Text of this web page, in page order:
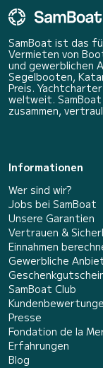
SamBoat ist das
Vermieten von
und gewerblichen
Segelbooten,
Preis.
weltweit.
zusammen,
Informationen
Wer sind wir?
Jobs bei SamBoat
Unsere Garantien
Vertrauen &
Einnahmen
Gewerbliche
SamBoat Club
Presse
Fondation de la
Erfahrungen
Blog